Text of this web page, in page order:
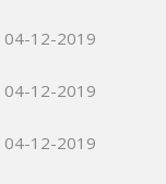
04-12-2019
04-12-2019
04-12-2019